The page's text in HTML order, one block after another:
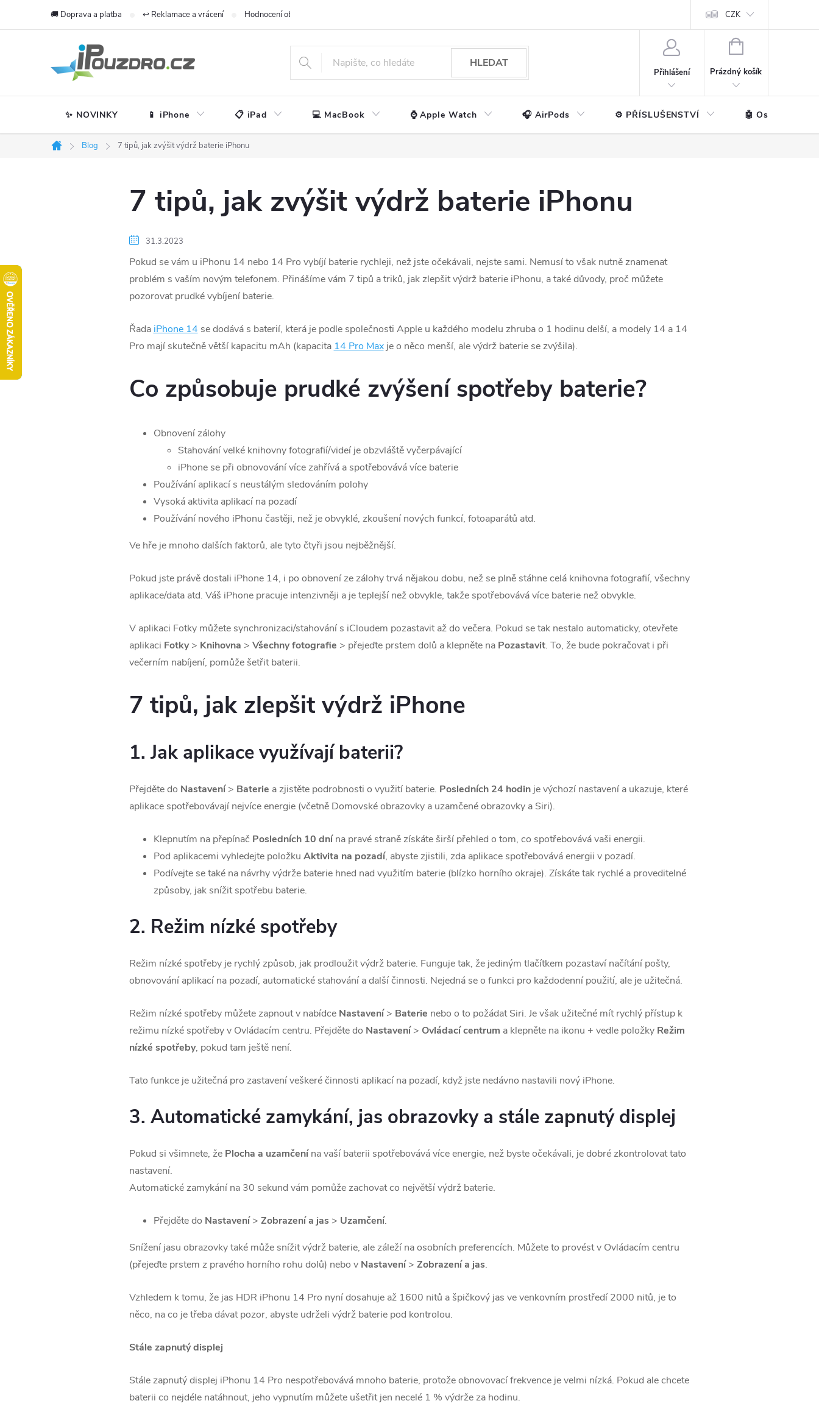
🚚 Doprava a platba ↩️ Reklamace a vrácení Hodnocení obchodu CZK
HLEDAT
Přihlášení
NÁKUPNÍ
Prázdný košík
✨ NOVINKY 📱 iPhone 📋 iPad 💻 MacBook ⌚ Apple Watch 🎧 AirPods ⚙️ PŘÍSLUŠENSTVÍ 🤖 Ostatní
Domů
Blog 7 tipů, jak zvýšit výdrž baterie iPhonu
7 tipů, jak zvýšit výdrž baterie iPhonu
31.3.2023
Pokud se vám u iPhonu 14 nebo 14 Pro vybíjí baterie rychleji, než jste očekávali, nejste sami. Nemusí to však nutně znamenat
problém s vaším novým telefonem. Přinášíme vám 7 tipů a triků, jak zlepšit výdrž baterie iPhonu, a také důvody, proč můžete
pozorovat prudké vybíjení baterie.
Řada iPhone 14 se dodává s baterií, která je podle společnosti Apple u každého modelu zhruba o 1 hodinu delší, a modely 14 a 14
Pro mají skutečně větší kapacitu mAh (kapacita 14 Pro Maxje o něco menší, ale výdrž baterie se zvýšila).
Co způsobuje prudké zvýšení spotřeby baterie?
Obnovení zálohy
Stahování velké knihovny fotografií/videí je obzvláště vyčerpávající
iPhone se při obnovování více zahřívá a spotřebovává více baterie
Používání aplikací s neustálým sledováním polohy
Vysoká aktivita aplikací na pozadí
Používání nového iPhonu častěji, než je obvyklé, zkoušení nových funkcí, fotoaparátů atd.
Ve hře je mnoho dalších faktorů, ale tyto čtyři jsou nejběžnější.
Pokud jste právě dostali iPhone 14, i po obnovení ze zálohy trvá nějakou dobu, než se plně stáhne celá knihovna fotografií, všechny
aplikace/data atd. Váš iPhone pracuje intenzivněji a je teplejší než obvykle, takže spotřebovává více baterie než obvykle.
V aplikaci Fotky můžete synchronizaci/stahování s iCloudem pozastavit až do večera. Pokud se tak nestalo automaticky, otevřete
aplikaci Fotky> Knihovna > Všechny fotografie > přejeďte prstem dolů a klepněte na Pozastavit. To, že bude pokračovat i při
večerním nabíjení, pomůže šetřit baterii.
7 tipů, jak zlepšit výdrž iPhone
1. Jak aplikace využívají baterii?
Přejděte do Nastavení> Baterie a zjistěte podrobnosti o využití baterie. Posledních 24 hodinje výchozí nastavení a ukazuje, které
aplikace spotřebovávají nejvíce energie (včetně Domovské obrazovky a uzamčené obrazovky a Siri).
Klepnutím na přepínač Posledních 10 dnína pravé straně získáte širší přehled o tom, co spotřebovává vaši energii.
Pod aplikacemi vyhledejte položku Aktivita na pozadí, abyste zjistili, zda aplikace spotřebovává energii v pozadí.
Podívejte se také na návrhy výdrže baterie hned nad využitím baterie (blízko horního okraje). Získáte tak rychlé a proveditelné
způsoby, jak snížit spotřebu baterie.
2. Režim nízké spotřeby
Režim nízké spotřeby je rychlý způsob, jak prodloužit výdrž baterie. Funguje tak, že jediným tlačítkem pozastaví načítání pošty,
obnovování aplikací na pozadí, automatické stahování a další činnosti. Nejedná se o funkci pro každodenní použití, ale je užitečná.
Režim nízké spotřeby můžete zapnout v nabídce Nastavení> Baterie nebo o to požádat Siri. Je však užitečné mít rychlý přístup k
režimu nízké spotřeby v Ovládacím centru. Přejděte do Nastavení> Ovládací centrum a klepněte na ikonu + vedle položky Režim
nízké spotřeby, pokud tam ještě není.
Tato funkce je užitečná pro zastavení veškeré činnosti aplikací na pozadí, když jste nedávno nastavili nový iPhone.
3. Automatické zamykání, jas obrazovky a stále zapnutý displej
Pokud si všimnete, že Plocha a uzamčenína vaší baterii spotřebovává více energie, než byste očekávali, je dobré zkontrolovat tato
nastavení.
Automatické zamykání na 30 sekund vám pomůže zachovat co největší výdrž baterie.
Přejděte do Nastavení> Zobrazení a jas > Uzamčení.
Snížení jasu obrazovky také může snížit výdrž baterie, ale záleží na osobních preferencích. Můžete to provést v Ovládacím centru
(přejeďte prstem z pravého horního rohu dolů) nebo v Nastavení> Zobrazení a jas.
Vzhledem k tomu, že jas HDR iPhonu 14 Pro nyní dosahuje až 1600 nitů a špičkový jas ve venkovním prostředí 2000 nitů, je to
něco, na co je třeba dávat pozor, abyste udrželi výdrž baterie pod kontrolou.
Stále zapnutý displej
Stále zapnutý displej iPhonu 14 Pro nespotřebovává mnoho baterie, protože obnovovací frekvence je velmi nízká. Pokud ale chcete
baterii co nejdéle natáhnout, jeho vypnutím můžete ušetřit jen necelé 1 % výdrže za hodinu.